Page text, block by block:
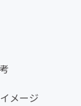
メージ